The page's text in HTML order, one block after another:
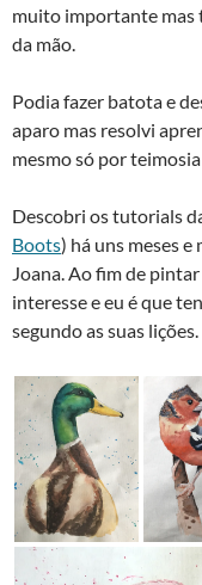
muito importante mas
da mão.
Podia fazer batota e
aparo mas resolvi
mesmo só por teimosia
Descobri os tutorials
Boots) há uns meses
Joana. Ao fim de
interesse e eu é que
segundo as suas lições.